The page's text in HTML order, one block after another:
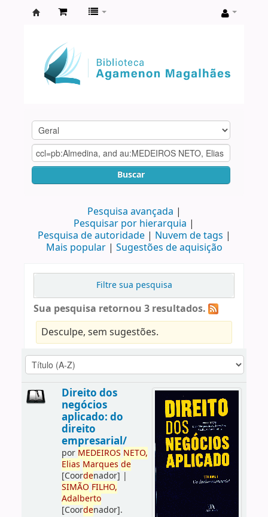
Agamenon
Magalhães
Buscar
Pesquisa avançada
Pesquisar por hierarquia
Pesquisa de autoridade
Nuvem de tags
Mais popular
Sugestões de aquisição
Filtre sua pesquisa
Sua pesquisa retornou 3 resultados.
Desculpe, sem sugestões.
Direito dos
negócios
aplicado: do
direito
empresarial/
por MEDEIROS NETO,
Elias Marques de
[Coordenador] |
SIMÃO FILHO,
Adalberto
[Coordenador].